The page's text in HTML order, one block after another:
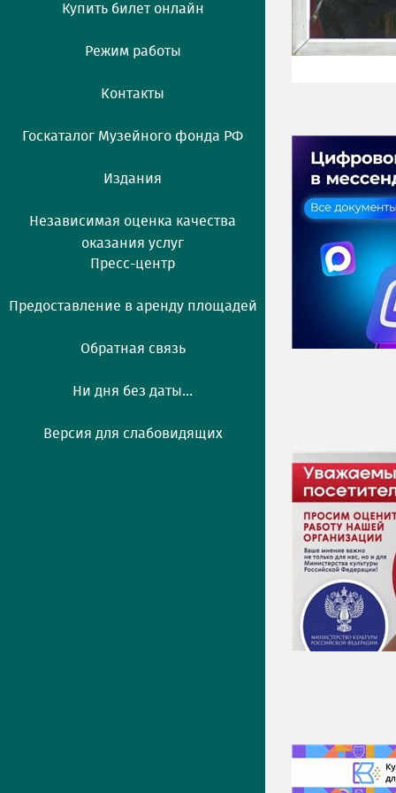
Купить билет онлайн
Режим работы
Контакты
Госкаталог Музейного фонда РФ
Издания
Независимая оценка качества
оказания услуг
Пресс-центр
Предоставление в аренду площадей
Обратная связь
Ни дня без даты...
Версия для слабовидящих